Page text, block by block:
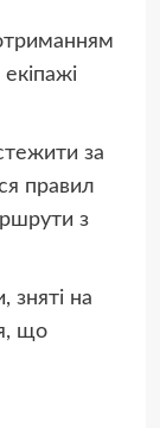
за
правил
з
зняті на
що